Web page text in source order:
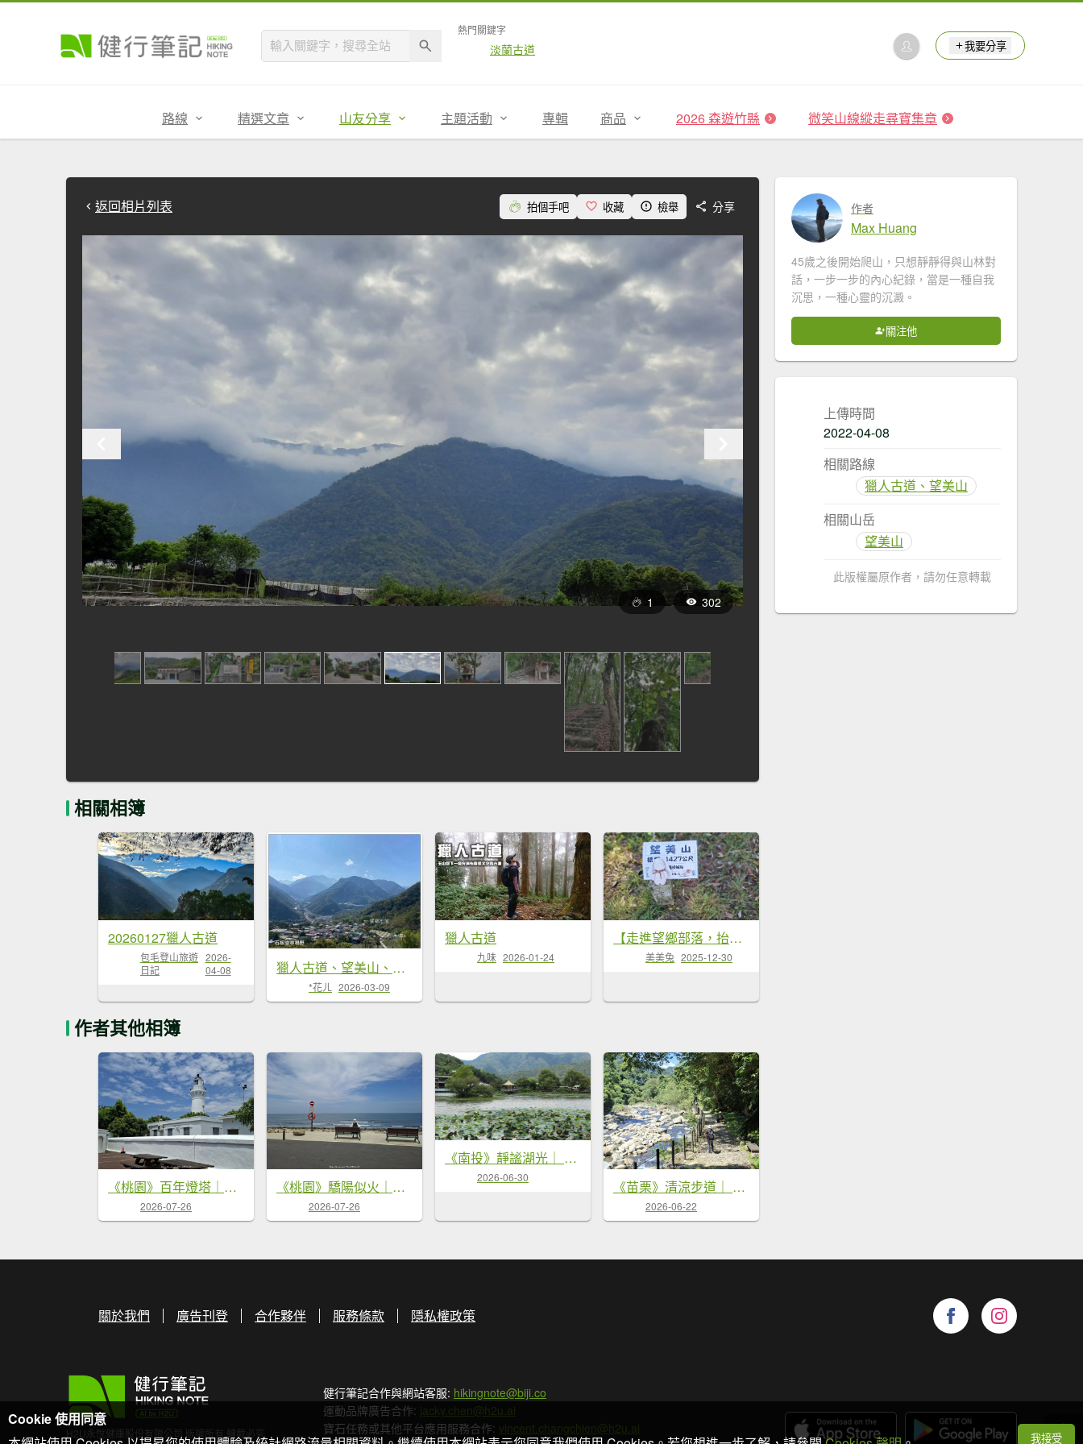
熱門關鍵字
淡蘭古道 我要分享
路線 精選文章 山友分享 主題活動 專輯 商品 2026 森遊竹縣 微笑山線縱走尋寶集章
返回相片列表 拍個手吧 收藏 檢舉 分享
1 302
相關相簿
20260127獵人古道
包毛登山旅遊
日記
2026-
04-08
獵人古道、望美山、瓊山 連走
*花ㄦ 2026-03-09
獵人古道
九味 2026-01-24
【走進望鄉部落，抬頭就見玉山】獵人古道之望美山、瓊山O繞16K。
美美兔 2025-12-30
作者其他相簿
《桃園》百年燈塔｜白沙岬燈塔園區步道20260725
2026-07-26
《桃園》驕陽似火｜永安北岸濱海步道20260725
2026-07-26
《南投》靜謐湖光｜ 埔里鯉魚潭環潭8字繞20260629
2026-06-30
《苗栗》清涼步道｜ 南庄蓬萊溪護魚步道及四十二份坪步道20260621
2026-06-22
作者
Max Huang
45歲之後開始爬山，只想靜靜得與山林對
話，一步一步的內心紀錄，當是一種自我
沉思，一種心靈的沉澱。
關注他
上傳時間
2022-04-08
相關路線
獵人古道、望美山
相關山岳
望美山
此版權屬原作者，請勿任意轉載
關於我們 廣告刊登 合作夥伴 服務條款 隱私權政策
H2U永悅健康股份有限公司 版權所有 轉載必究
健行筆記合作與網站客服: hikingnote@biji.co
運動品牌廣告合作: jacky.chen@h2u.ai
寶石任務或其他平台應用服務合作: vincent.changchien@h2u.ai
Cookie 使用同意
我接受